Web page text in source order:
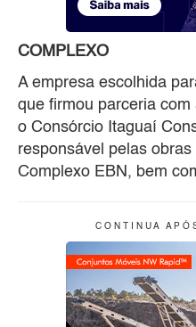
COMPLEXO
A empresa escolhida
que firmou parceria
o Consórcio Itaguaí
responsável pelas
Complexo EBN, bem
C O N T I N U A A P Ó